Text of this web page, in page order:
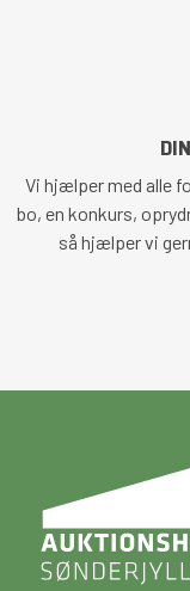
Vi hjælper med alle
bo, en konkurs,
så hjælper vi